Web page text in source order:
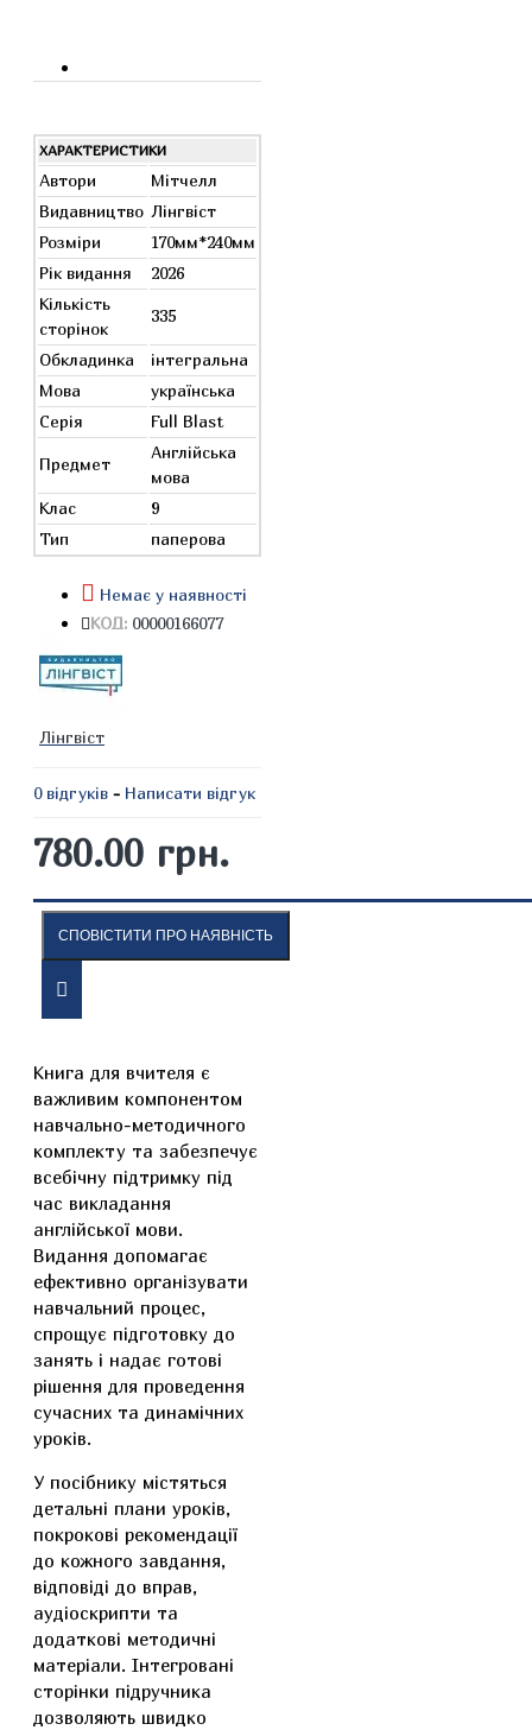
ХАРАКТЕРИСТИКИ
Автори
Мітчелл
Видавництво Лінгвіст
Розміри
170мм*240мм
Рік видання
2026
Кількість
сторінок
335
Обкладинка
інтегральна
Мова
українська
Серія
Full Blast
Предмет
Англійська
мова
Клас
9
Тип
паперова
Немає у наявності
КОД: 00000166077
Лінгвіст
0 відгуків - Написати відгук
780.00 грн.
СПОВІСТИТИ ПРО НАЯВНІСТЬ
ОПИС ВІДГУКИ
Книга для вчителя є
важливим компонентом
навчально-методичного
комплекту та забезпечує
всебічну підтримку під
час викладання
англійської мови.
Видання допомагає
ефективно організувати
навчальний процес,
спрощує підготовку до
занять і надає готові
рішення для проведення
сучасних та динамічних
уроків.
У посібнику містяться
детальні плани уроків,
покрокові рекомендації
до кожного завдання,
відповіді до вправ,
аудіоскрипти та
додаткові методичні
матеріали. Інтегровані
сторінки підручника
дозволяють швидко